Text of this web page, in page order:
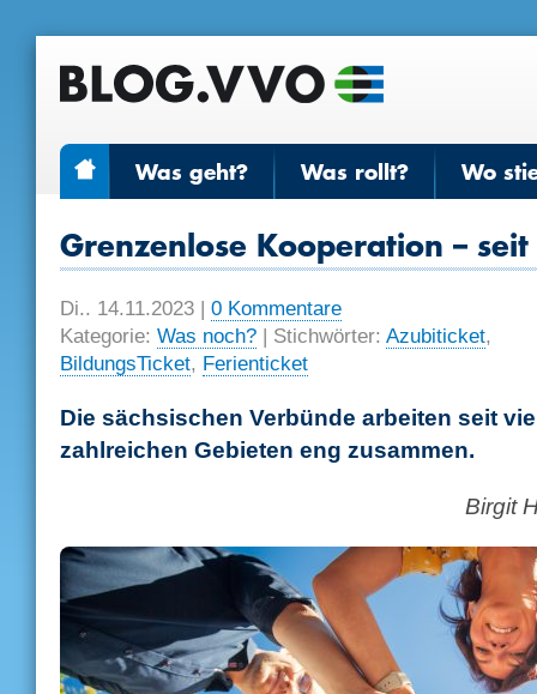
Was geht? Was rollt? Wo
Grenzenlose Kooperation –
Di.. 14.11.2023 | 0 Kommentare
Kategorie: Was noch? | Stichwörter: Azubiticket,
BildungsTicket, Ferienticket
Die sächsischen Verbünde arbeiten seit
zahlreichen Gebieten eng zusammen.
Birgit